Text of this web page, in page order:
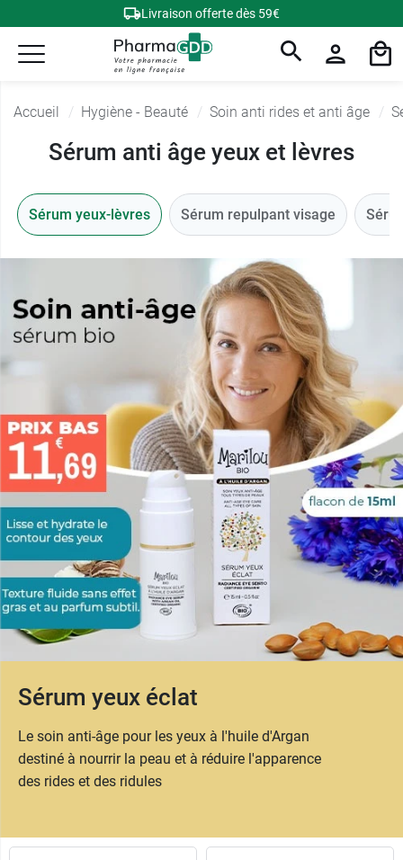
Livraison offerte dès 59€
Accueil Hygiène - Beauté Soin anti rides et anti âge
Sérum anti âge yeux et lèvres
Sérum yeux-lèvres Sérum repulpant visage
Sérum yeux éclat
Le soin anti-âge pour les yeux à l'huile d'Argan
destiné à nourrir la peau et à réduire l'apparence
des rides et des ridules